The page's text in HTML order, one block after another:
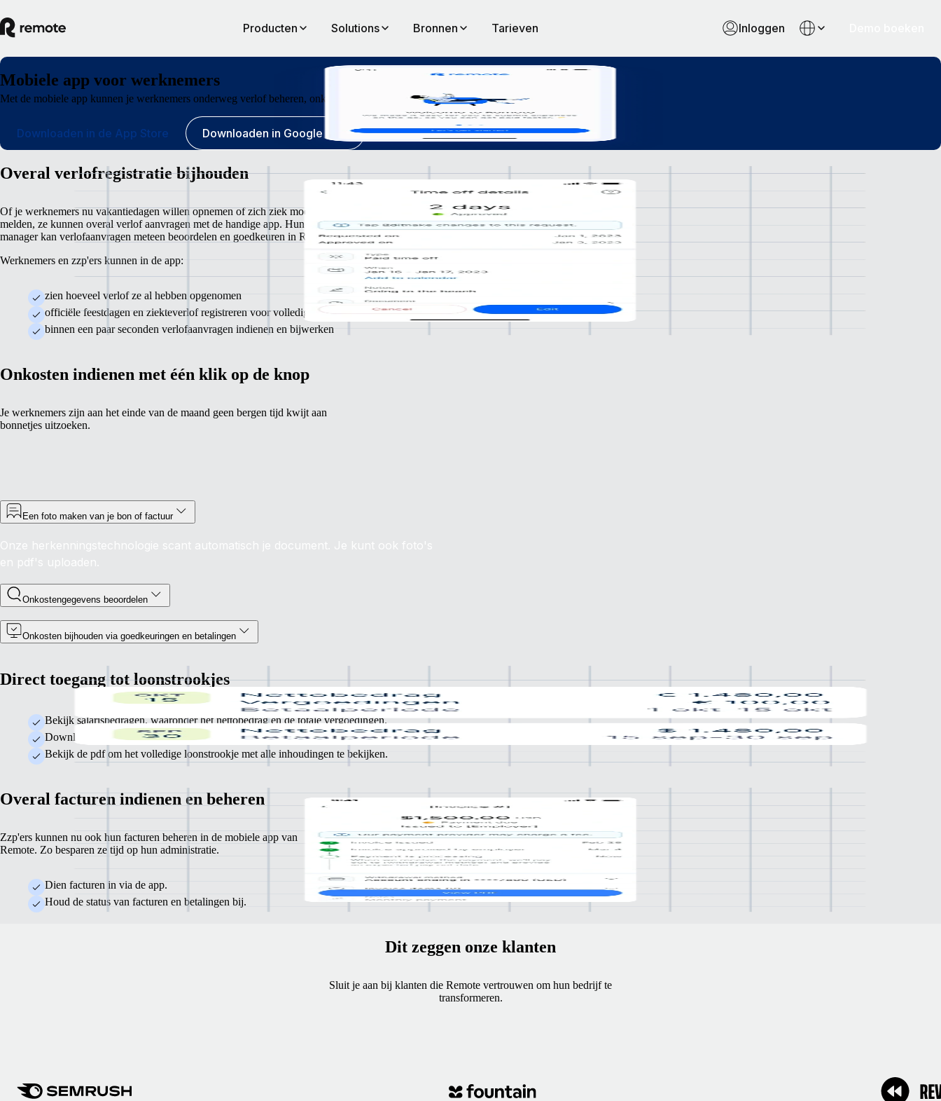
Producten Solutions Bronnen Tarieven Inloggen
Mobiele app voor werknemers
Met de mobiele app kunnen je werknemers onderweg verlof beheren, onkosten indienen en loonstrookjes bekijken.
Downloaden in de App Store Downloaden in Google Play
Overal verlofregistratie bijhouden
Of je werknemers nu vakantiedagen willen opnemen of zich ziek moeten
melden, ze kunnen overal verlof aanvragen met de handige app. Hun
manager kan verlofaanvragen meteen beoordelen en goedkeuren in Remote.
Werknemers en zzp'ers kunnen in de app:
zien hoeveel verlof ze al hebben opgenomen
officiële feestdagen en ziekteverlof registreren voor volledige transparantie
binnen een paar seconden verlofaanvragen indienen en bijwerken
Onkosten indienen met één klik op de knop
Je werknemers zijn aan het einde van de maand geen bergen tijd kwijt aan
bonnetjes uitzoeken.
Een foto maken van je bon of factuur
Onze herkenningstechnologie scant automatisch je document. Je kunt ook foto's
en pdf's uploaden.
Onkostengegevens beoordelen
Onkosten bijhouden via goedkeuringen en betalingen
Direct toegang tot loonstrookjes
Bekijk salarisbedragen, waaronder het nettobedrag en de totale vergoedingen.
Download of deel loonstrookjes, direct via de app.
Bekijk de pdf om het volledige loonstrookje met alle inhoudingen te bekijken.
Overal facturen indienen en beheren
Zzp'ers kunnen nu ook hun facturen beheren in de mobiele app van
Remote. Zo besparen ze tijd op hun administratie.
Dien facturen in via de app.
Houd de status van facturen en betalingen bij.
Dit zeggen onze klanten
Sluit je aan bij klanten die Remote vertrouwen om hun bedrijf te
transformeren.